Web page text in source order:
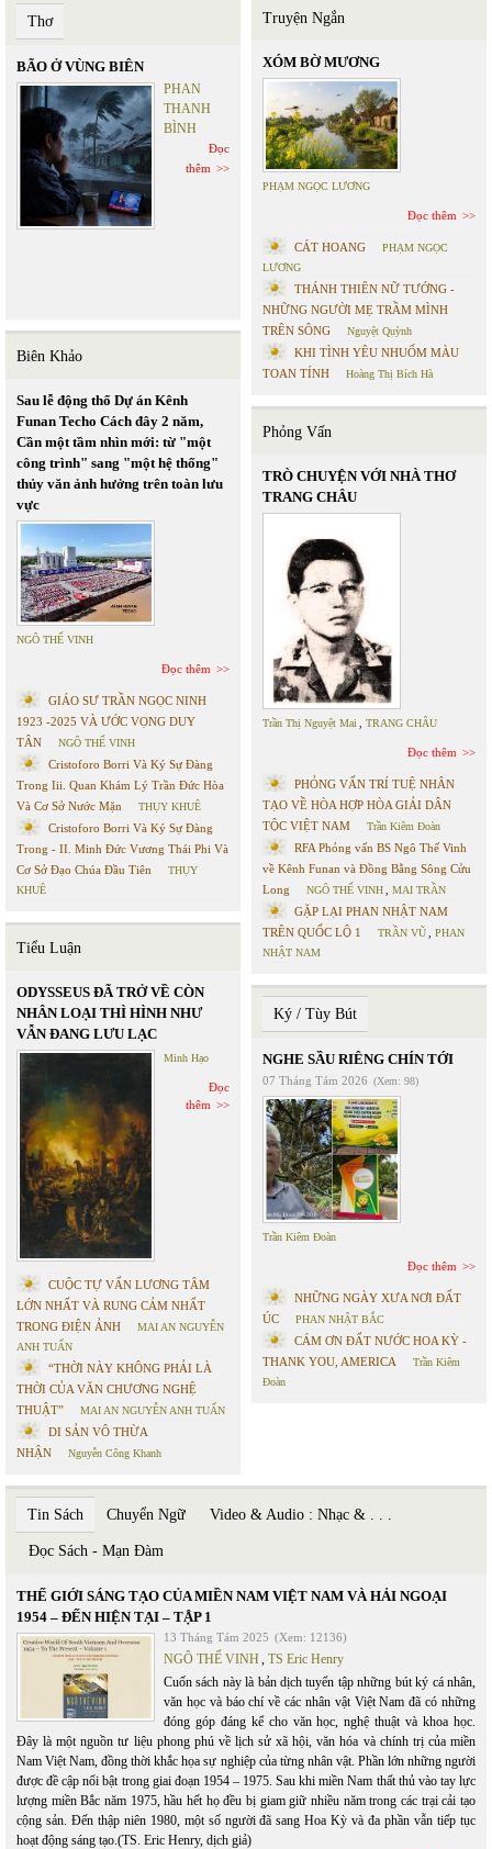
Thơ
BÃO Ở VÙNG BIÊN
PHAN
THANH
BÌNH
Đọc
thêm
Biên Khảo
Sau lễ động thổ Dự án Kênh
Funan Techo Cách đây 2 năm,
Cần một tầm nhìn mới: từ "một
công trình" sang "một hệ thống"
thủy văn ảnh hưởng trên toàn lưu
vực
NGÔ THẾ VINH
Đọc thêm
GIÁO SƯ TRẦN NGỌC NINH
1923 -2025 VÀ ƯỚC VỌNG DUY
TÂN
NGÔ THẾ VINH
Cristoforo Borri Và Ký Sự Đàng
Trong Iii. Quan Khám Lý Trần Đức Hòa
Và Cơ Sở Nước Mặn
THỤY KHUÊ
Cristoforo Borri Và Ký Sự Đàng
Trong - II. Minh Đức Vương Thái Phi Và
Cơ Sở Đạo Chúa Đầu Tiên
THỤY
KHUÊ
Tiểu Luận
ODYSSEUS ĐÃ TRỞ VỀ CÒN
NHÂN LOẠI THÌ HÌNH NHƯ
VẪN ĐANG LƯU LẠC
Minh Hạo
Đọc
thêm
CUỘC TỰ VẤN LƯƠNG TÂM
LỚN NHẤT VÀ RUNG CẢM NHẤT
TRONG ĐIỆN ẢNH
MAI AN NGUYỄN
ANH TUẤN
“THỜI NÀY KHÔNG PHẢI LÀ
THỜI CỦA VĂN CHƯƠNG NGHỆ
THUẬT”
MAI AN NGUYỄN ANH TUẤN
DI SẢN VÔ THỪA
NHẬN
Nguyễn Công Khanh
Truyện Ngắn
XÓM BỜ MƯƠNG
PHẠM NGỌC LƯƠNG
Đọc thêm
CÁT HOANG
PHẠM NGỌC
LƯƠNG
THÁNH THIÊN NỮ TƯỚNG -
NHỮNG NGƯỜI MẸ TRẦM MÌNH
TRÊN SÔNG
Nguyệt Quỳnh
KHI TÌNH YÊU NHUỐM MÀU
TOAN TÍNH
Hoàng Thị Bích Hà
Phỏng Vấn
TRÒ CHUYỆN VỚI NHÀ THƠ
TRANG CHÂU
Trần Thị Nguyệt Mai TRANG CHÂU
Đọc thêm
PHỎNG VẤN TRÍ TUỆ NHÂN
TẠO VỀ HÒA HỢP HÒA GIẢI DÂN
TỘC VIỆT NAM
Trần Kiêm Đoàn
RFA Phỏng vấn BS Ngô Thế Vinh
về Kênh Funan và Đồng Bằng Sông Cửu
Long
NGÔ THẾ VINH MAI TRẦN
GẶP LẠI PHAN NHẬT NAM
TRÊN QUỐC LỘ 1
TRẦN VŨ
PHAN
NHẬT NAM
Ký / Tùy Bút
NGHE SẦU RIÊNG CHÍN TỚI
07 Tháng Tám 2026 (Xem: 98)
Trần Kiêm Đoàn
Đọc thêm
NHỮNG NGÀY XƯA NƠI ĐẤT
ÚC
PHAN NHẬT BẮC
CÁM ƠN ĐẤT NƯỚC HOA KỲ -
THANK YOU, AMERICA
Trần Kiêm
Đoàn
Tin Sách Chuyển Ngữ Video & Audio : Nhạc & . . .
Đọc Sách - Mạn Đàm
THẾ GIỚI SÁNG TẠO CỦA MIỀN NAM VIỆT NAM VÀ HẢI NGOẠI
1954 – ĐẾN HIỆN TẠI – TẬP 1
13 Tháng Tám 2025 (Xem: 12136)
NGÔ THẾ VINH, TS Eric Henry
Cuốn sách này là bản dịch tuyển tập những bút ký cá nhân,
văn học và báo chí về các nhân vật Việt Nam đã có những
đóng góp đáng kể cho văn học, nghệ thuật và khoa học.
Đây là một nguồn tư liệu phong phú về lịch sử xã hội, văn hóa và chính trị của miền
Nam Việt Nam, đồng thời khắc họa sự nghiệp của từng nhân vật. Phần lớn những người
được đề cập nổi bật trong giai đoạn 1954 – 1975. Sau khi miền Nam thất thủ vào tay lực
lượng miền Bắc năm 1975, hầu hết họ đều bị giam giữ nhiều năm trong các trại cải tạo
cộng sản. Đến thập niên 1980, một số người đã sang Hoa Kỳ và đa phần vẫn tiếp tục
hoạt động sáng tạo.(TS. Eric Henry, dịch giả)